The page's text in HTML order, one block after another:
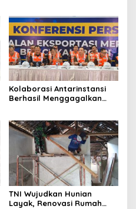
Kolaborasi Antarinstansi
Berhasil Menggagalkan
TNI Wujudkan Hunian
Layak, Renovasi Rumah